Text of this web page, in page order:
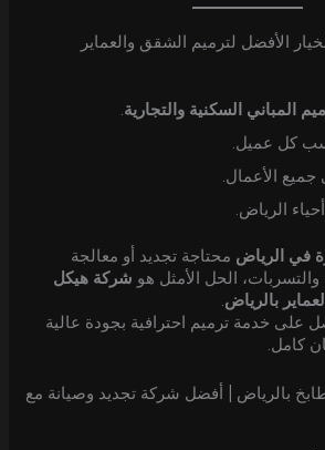
الأفضل لترميم الشقق والعماير
المباني السكنية والتجارية.
كل عميل.
الأعمال.
الرياض.
في الرياض محتاجة تجديد أو معالجة
الحل الأمثل هو شركة هيكل
بالرياض.
على خدمة ترميم احترافية بجودة عالية
كامل.
بالرياض | أفضل شركة تجديد وصيانة مع